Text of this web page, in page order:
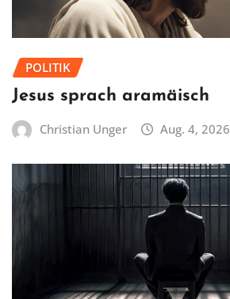
POLITIK
Jesus sprach aramäisch
Christian Unger Aug. 4, 2026